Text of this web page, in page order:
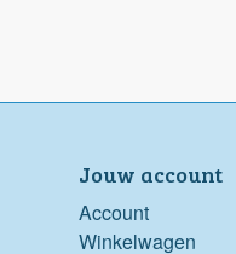
Jouw account
Account
Winkelwagen